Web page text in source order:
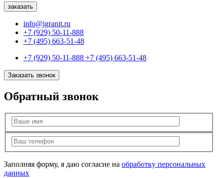
info@igranit.ru
+7 (929) 50-11-888
+7 (495) 663-51-48
+7 (929) 50-11-888 +7 (495) 663-51-48
Заказать звонок
Обратный звонок
Заполняя форму, я даю согласие на обработку персональных
данных